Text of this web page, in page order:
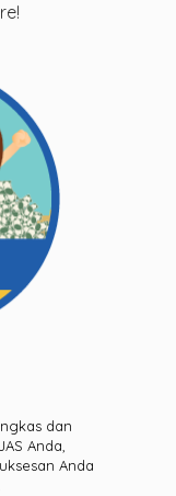
dan
Anda,
Anda